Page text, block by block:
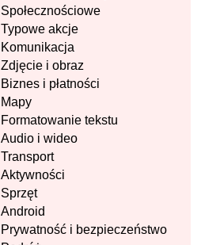
Społecznościowe
Typowe akcje
Komunikacja
Zdjęcie i obraz
Biznes i płatności
Mapy
Formatowanie tekstu
Audio i wideo
Transport
Aktywności
Sprzęt
Android
Prywatność i bezpieczeństwo